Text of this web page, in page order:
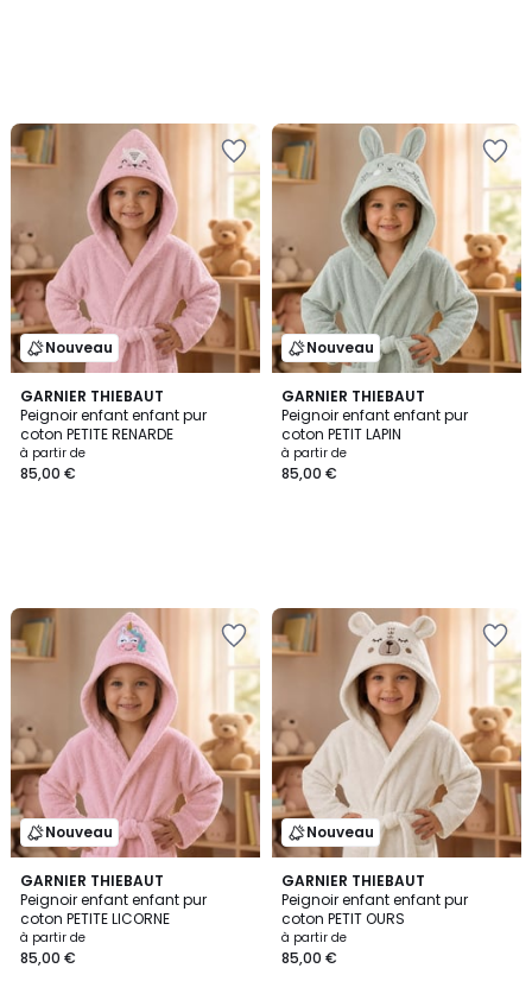
Nouveau
GARNIER THIEBAUT
Peignoir enfant enfant pur
coton PETITE RENARDE
à partir de
85,00 €
Nouveau
GARNIER THIEBAUT
Peignoir enfant enfant pur
coton PETIT LAPIN
à partir de
85,00 €
Nouveau
GARNIER THIEBAUT
Peignoir enfant enfant pur
coton PETITE LICORNE
à partir de
85,00 €
Nouveau
GARNIER THIEBAUT
Peignoir enfant enfant pur
coton PETIT OURS
à partir de
85,00 €